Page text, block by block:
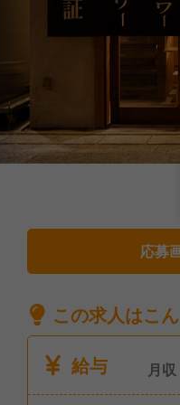
応募
この求人はこ
給与
月収